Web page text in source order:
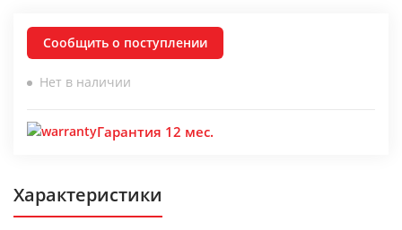
Сообщить о поступлении
Нет в наличии
Гарантия 12 мес.
Характеристики